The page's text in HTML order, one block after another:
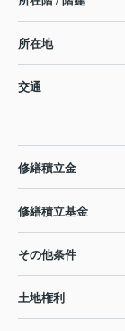
所在地
交通
修繕積立金
修繕積立基金
その他条件
土地権利